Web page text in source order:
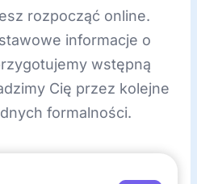
rozpocząć online.
informacje o
wstępną
Cię przez kolejne
formalności.